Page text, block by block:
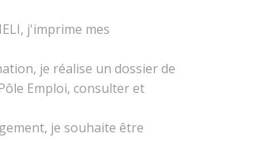
j'imprime mes
je réalise un dossier de
Emploi, consulter et
je souhaite être